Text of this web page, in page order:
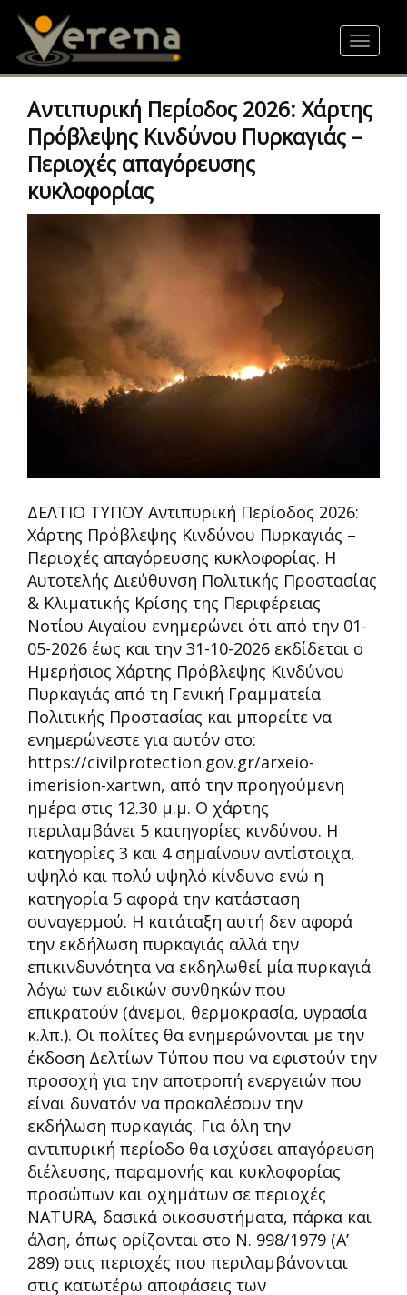
content
Toggle
Αντιπυρική Περίοδος 2026: Χάρτης
Πρόβλεψης Κινδύνου Πυρκαγιάς –
Περιοχές απαγόρευσης
κυκλοφορίας
ΔΕΛΤΙΟ ΤΥΠΟΥ Αντιπυρική Περίοδος 2026:
Χάρτης Πρόβλεψης Κινδύνου Πυρκαγιάς –
Περιοχές απαγόρευσης κυκλοφορίας. Η
Αυτοτελής Διεύθυνση Πολιτικής Προστασίας
& Κλιματικής Κρίσης της Περιφέρειας
Νοτίου Αιγαίου ενημερώνει ότι από την 01-
05-2026 έως και την 31-10-2026 εκδίδεται ο
Ημερήσιος Χάρτης Πρόβλεψης Κινδύνου
Πυρκαγιάς από τη Γενική Γραμματεία
Πολιτικής Προστασίας και μπορείτε να
ενημερώνεστε για αυτόν στο:
https://civilprotection.gov.gr/arxeio-
imerision-xartwn, από την προηγούμενη
ημέρα στις 12.30 μ.μ. Ο χάρτης
περιλαμβάνει 5 κατηγορίες κινδύνου. Η
κατηγορίες 3 και 4 σημαίνουν αντίστοιχα,
υψηλό και πολύ υψηλό κίνδυνο ενώ η
κατηγορία 5 αφορά την κατάσταση
συναγερμού. Η κατάταξη αυτή δεν αφορά
την εκδήλωση πυρκαγιάς αλλά την
επικινδυνότητα να εκδηλωθεί μία πυρκαγιά
λόγω των ειδικών συνθηκών που
επικρατούν (άνεμοι, θερμοκρασία, υγρασία
κ.λπ.). Οι πολίτες θα ενημερώνονται με την
έκδοση Δελτίων Τύπου που να εφιστούν την
προσοχή για την αποτροπή ενεργειών που
είναι δυνατόν να προκαλέσουν την
εκδήλωση πυρκαγιάς. Για όλη την
αντιπυρική περίοδο θα ισχύσει απαγόρευση
διέλευσης, παραμονής και κυκλοφορίας
προσώπων και οχημάτων σε περιοχές
NATURA, δασικά οικοσυστήματα, πάρκα και
άλση, όπως ορίζονται στο Ν. 998/1979 (Α’
289) στις περιοχές που περιλαμβάνονται
στις κατωτέρω αποφάσεις των